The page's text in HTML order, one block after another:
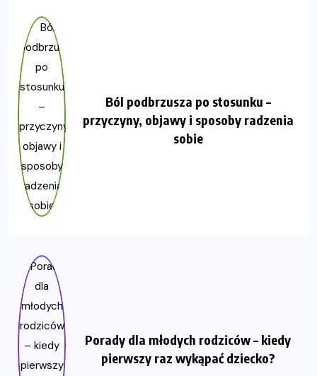
Ból podbrzusza po stosunku –
przyczyny, objawy i sposoby radzenia
sobie
Porady dla młodych rodziców – kiedy
pierwszy raz wykąpać dziecko?